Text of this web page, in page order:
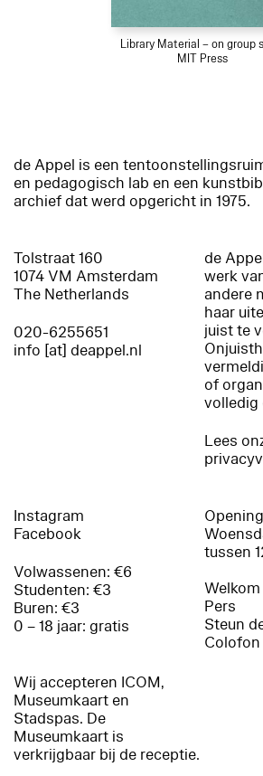
Library Material – on group
MIT Press
de Appel is een
en pedagogisch lab en een
archief dat werd opgericht in 1975.
Tolstraat 160
1074 VM Amsterdam
The Netherlands
020-6255651
info [at] deappel.nl
de
werk
andere
haar
juist te
of
volledig
Lees
Instagram
Facebook
Volwassenen: €6
Studenten: €3
Buren: €3
0 – 18 jaar: gratis
Wij accepteren ICOM,
Museumkaart en
Stadspas. De
Museumkaart is
verkrijgbaar bij de receptie.
tussen
Welkom
Pers
Steun
Colofon